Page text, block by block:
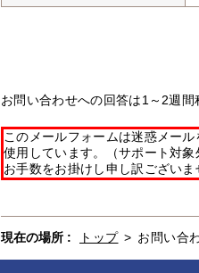
お問い合わせへの回答は1～2週間
このメールフォームは迷惑メー
使用しています。（サポート対
お手数をお掛けし申し訳ござい
現在の場所 : トップ > お問い合